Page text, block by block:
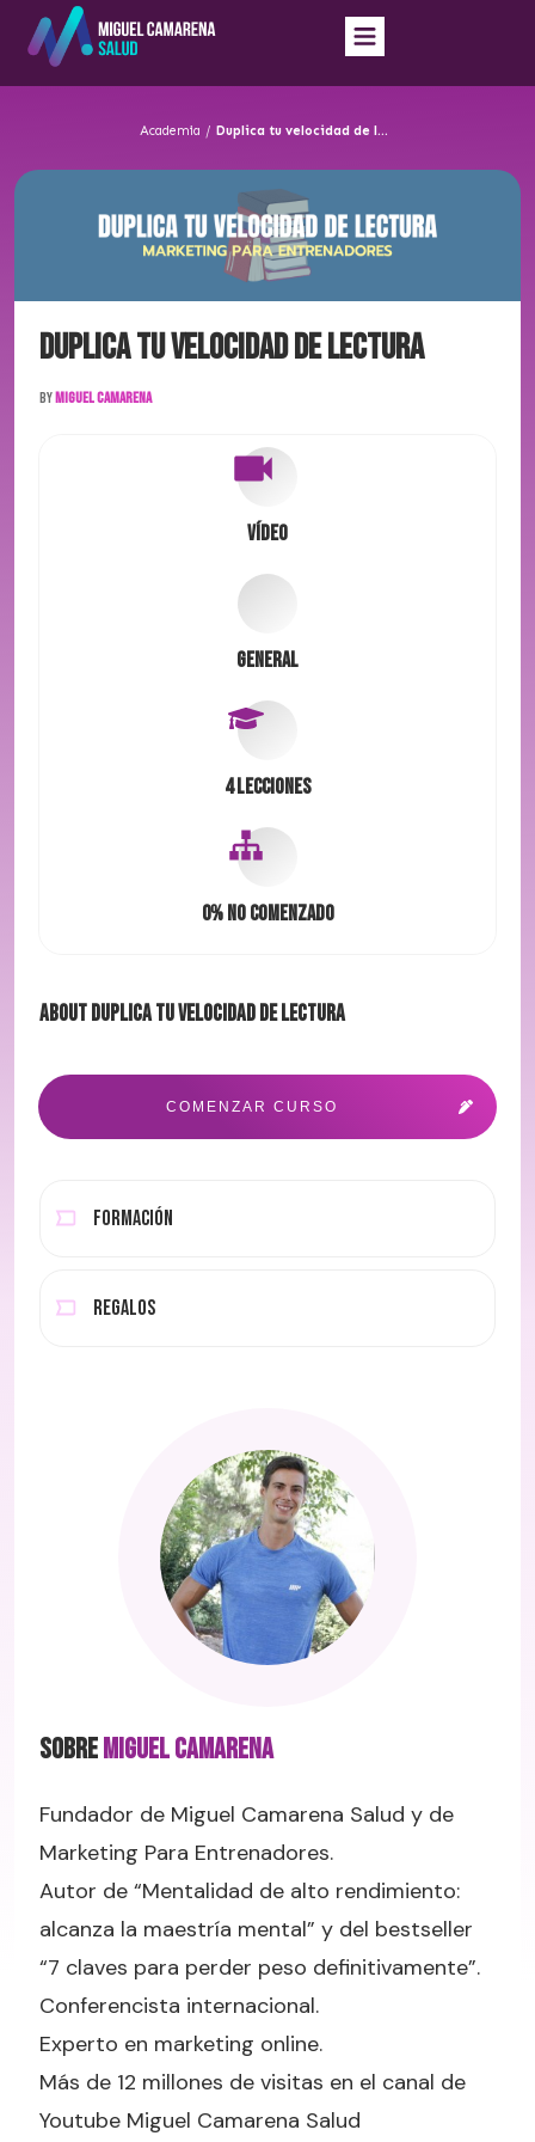
Academia / Duplica tu velocidad de lectura
Duplica tu velocidad de lectura
ByMiguel Camarena
Vídeo
General
4 Lecciones
0% No comenzado
AboutDuplica tu velocidad de lectura
COMENZAR CURSO
Formación
Regalos
SOBRE Miguel Camarena
Fundador de Miguel Camarena Salud y de
Marketing Para Entrenadores.
Autor de “Mentalidad de alto rendimiento:
alcanza la maestría mental” y del bestseller
“7 claves para perder peso definitivamente”.
Conferencista internacional.
Experto en marketing online.
Más de 12 millones de visitas en el canal de
Youtube Miguel Camarena Salud